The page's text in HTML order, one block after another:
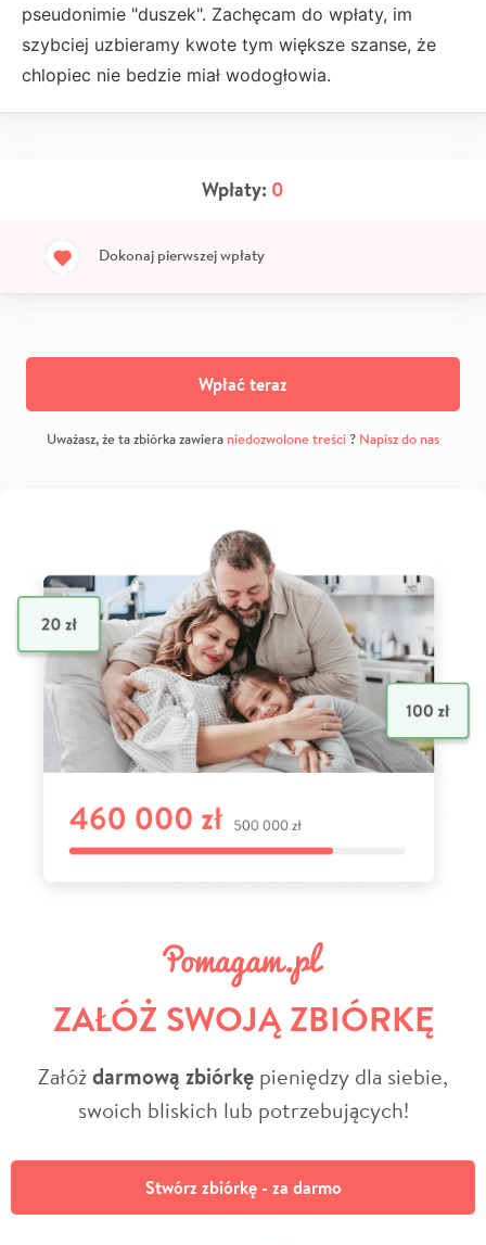
pseudonimie "duszek". Zachęcam do wpłaty, im
szybciej uzbieramy kwote tym większe szanse, że
chlopiec nie bedzie miał wodogłowia.
Wpłaty: 0
Dokonaj pierwszej wpłaty
Wpłać teraz
Uważasz, że ta zbiórka zawiera niedozwolone treści? Napisz do nas
ZAŁÓŻ SWOJĄ ZBIÓRKĘ
Załóżdarmową zbiórkę pieniędzy dla siebie,
swoich bliskich lub potrzebujących!
Stwórz zbiórkę - za darmo